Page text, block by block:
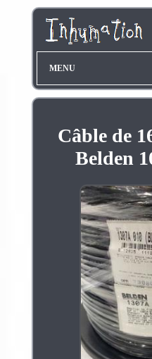
MENU
Câble de
Belden